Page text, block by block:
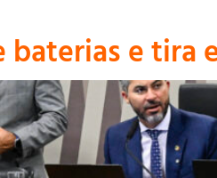
baterias e tira